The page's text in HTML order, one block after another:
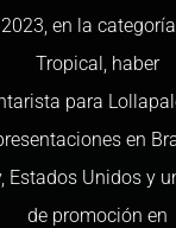
en la
Tropical, haber
para
en
Estados Unidos y
de promoción en